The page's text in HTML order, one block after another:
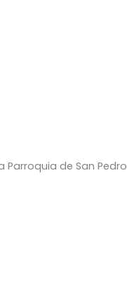
Parroquia de San Pedro